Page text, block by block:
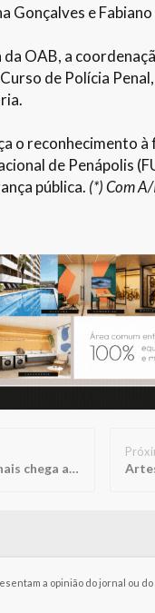
Gonçalves e
OAB, a
de Polícia
o reconhecimento
de Penápolis
pública. (*) Com
Fogo Simbólico dos Jogos Regionais chega a Penápolis neste domingo
a opinião do jornal ou do